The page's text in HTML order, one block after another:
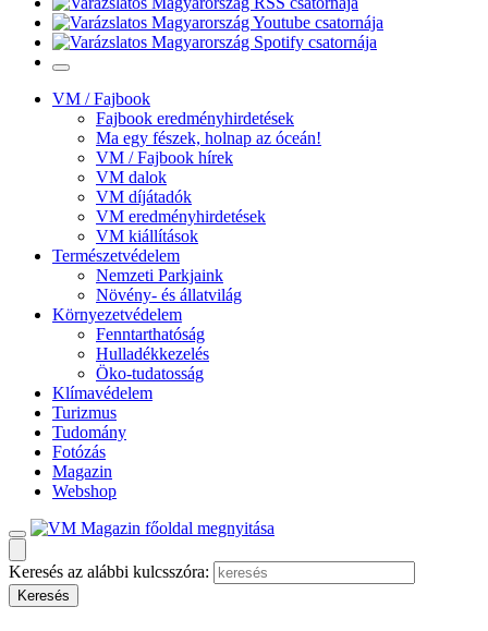
VM / Fajbook
Fajbook eredményhirdetések
Ma egy fészek, holnap az óceán!
VM / Fajbook hírek
VM dalok
VM díjátadók
VM eredményhirdetések
VM kiállítások
Természetvédelem
Nemzeti Parkjaink
Növény- és állatvilág
Környezetvédelem
Fenntarthatóság
Hulladékkezelés
Öko-tudatosság
Klímavédelem
Turizmus
Tudomány
Fotózás
Magazin
Webshop
Keresés az alábbi kulcsszóra: